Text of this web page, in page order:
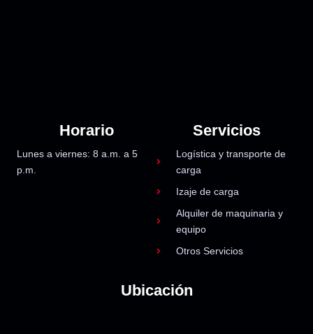
Horario
Lunes a viernes: 8 a.m. a 5
p.m.
Servicios
Logística y transporte de
carga
Izaje de carga
Alquiler de maquinaria y
equipo
Otros Servicios
Ubicación